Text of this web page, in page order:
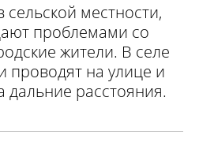
местности,
проблемами со
жители. В селе
проводят на улице и
дальние расстояния.